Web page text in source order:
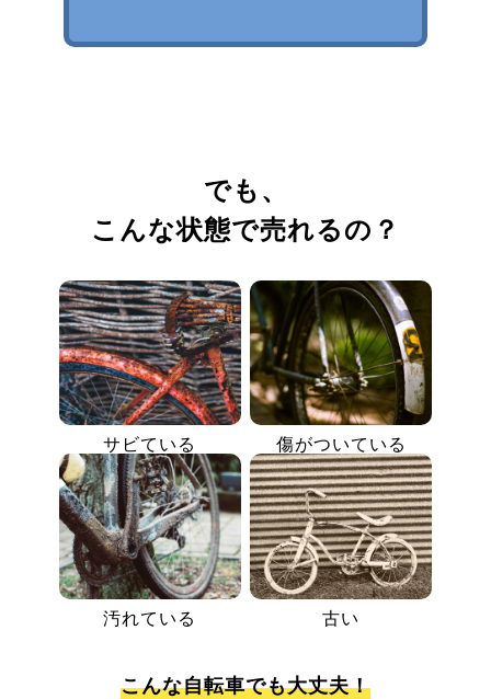
でも、
こんな状態で売れるの？
サビている 傷がついている
汚れている 古い
こんな自転車でも大丈夫！